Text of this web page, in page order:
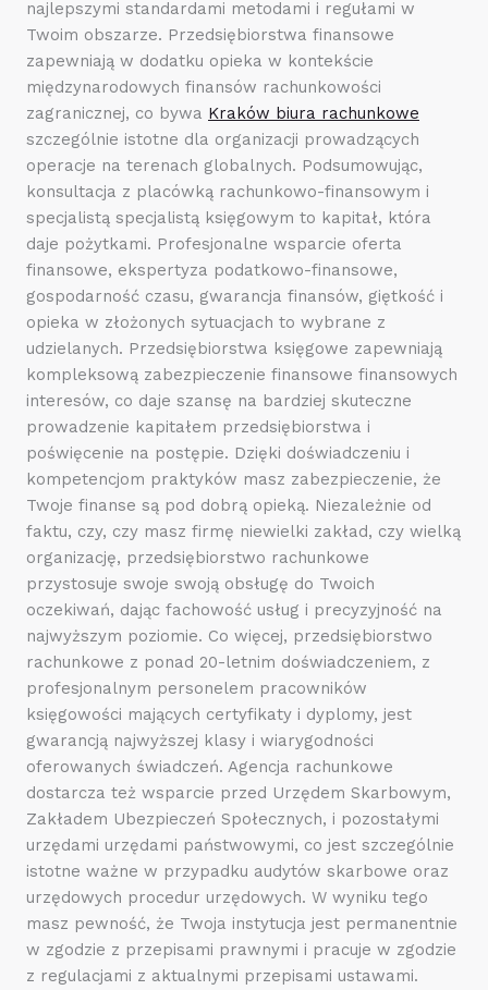
najlepszymi standardami metodami i regułami w
Twoim obszarze. Przedsiębiorstwa finansowe
zapewniają w dodatku opieka w kontekście
międzynarodowych finansów rachunkowości
zagranicznej, co bywa Kraków biura rachunkowe
szczególnie istotne dla organizacji prowadzących
operacje na terenach globalnych. Podsumowując,
konsultacja z placówką rachunkowo-finansowym i
specjalistą specjalistą księgowym to kapitał, która
daje pożytkami. Profesjonalne wsparcie oferta
finansowe, ekspertyza podatkowo-finansowe,
gospodarność czasu, gwarancja finansów, giętkość i
opieka w złożonych sytuacjach to wybrane z
udzielanych. Przedsiębiorstwa księgowe zapewniają
kompleksową zabezpieczenie finansowe finansowych
interesów, co daje szansę na bardziej skuteczne
prowadzenie kapitałem przedsiębiorstwa i
poświęcenie na postępie. Dzięki doświadczeniu i
kompetencjom praktyków masz zabezpieczenie, że
Twoje finanse są pod dobrą opieką. Niezależnie od
faktu, czy, czy masz firmę niewielki zakład, czy wielką
organizację, przedsiębiorstwo rachunkowe
przystosuje swoje swoją obsługę do Twoich
oczekiwań, dając fachowość usług i precyzyjność na
najwyższym poziomie. Co więcej, przedsiębiorstwo
rachunkowe z ponad 20-letnim doświadczeniem, z
profesjonalnym personelem pracowników
księgowości mających certyfikaty i dyplomy, jest
gwarancją najwyższej klasy i wiarygodności
oferowanych świadczeń. Agencja rachunkowe
dostarcza też wsparcie przed Urzędem Skarbowym,
Zakładem Ubezpieczeń Społecznych, i pozostałymi
urzędami urzędami państwowymi, co jest szczególnie
istotne ważne w przypadku audytów skarbowe oraz
urzędowych procedur urzędowych. W wyniku tego
masz pewność, że Twoja instytucja jest permanentnie
w zgodzie z przepisami prawnymi i pracuje w zgodzie
z regulacjami z aktualnymi przepisami ustawami.